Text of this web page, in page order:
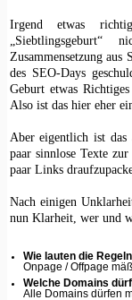
Irgend etwas
Zusammensetzung
des SEO-Days
Geburt etwas
Also ist das hier eher
Aber eigentlich ist
paar sinnlose Texte
paar Links
Nach einigen
nun Klarheit, wer und
Wie lauten die
Onpage / Offpage
Welche Domains
Alle Domains dürfen